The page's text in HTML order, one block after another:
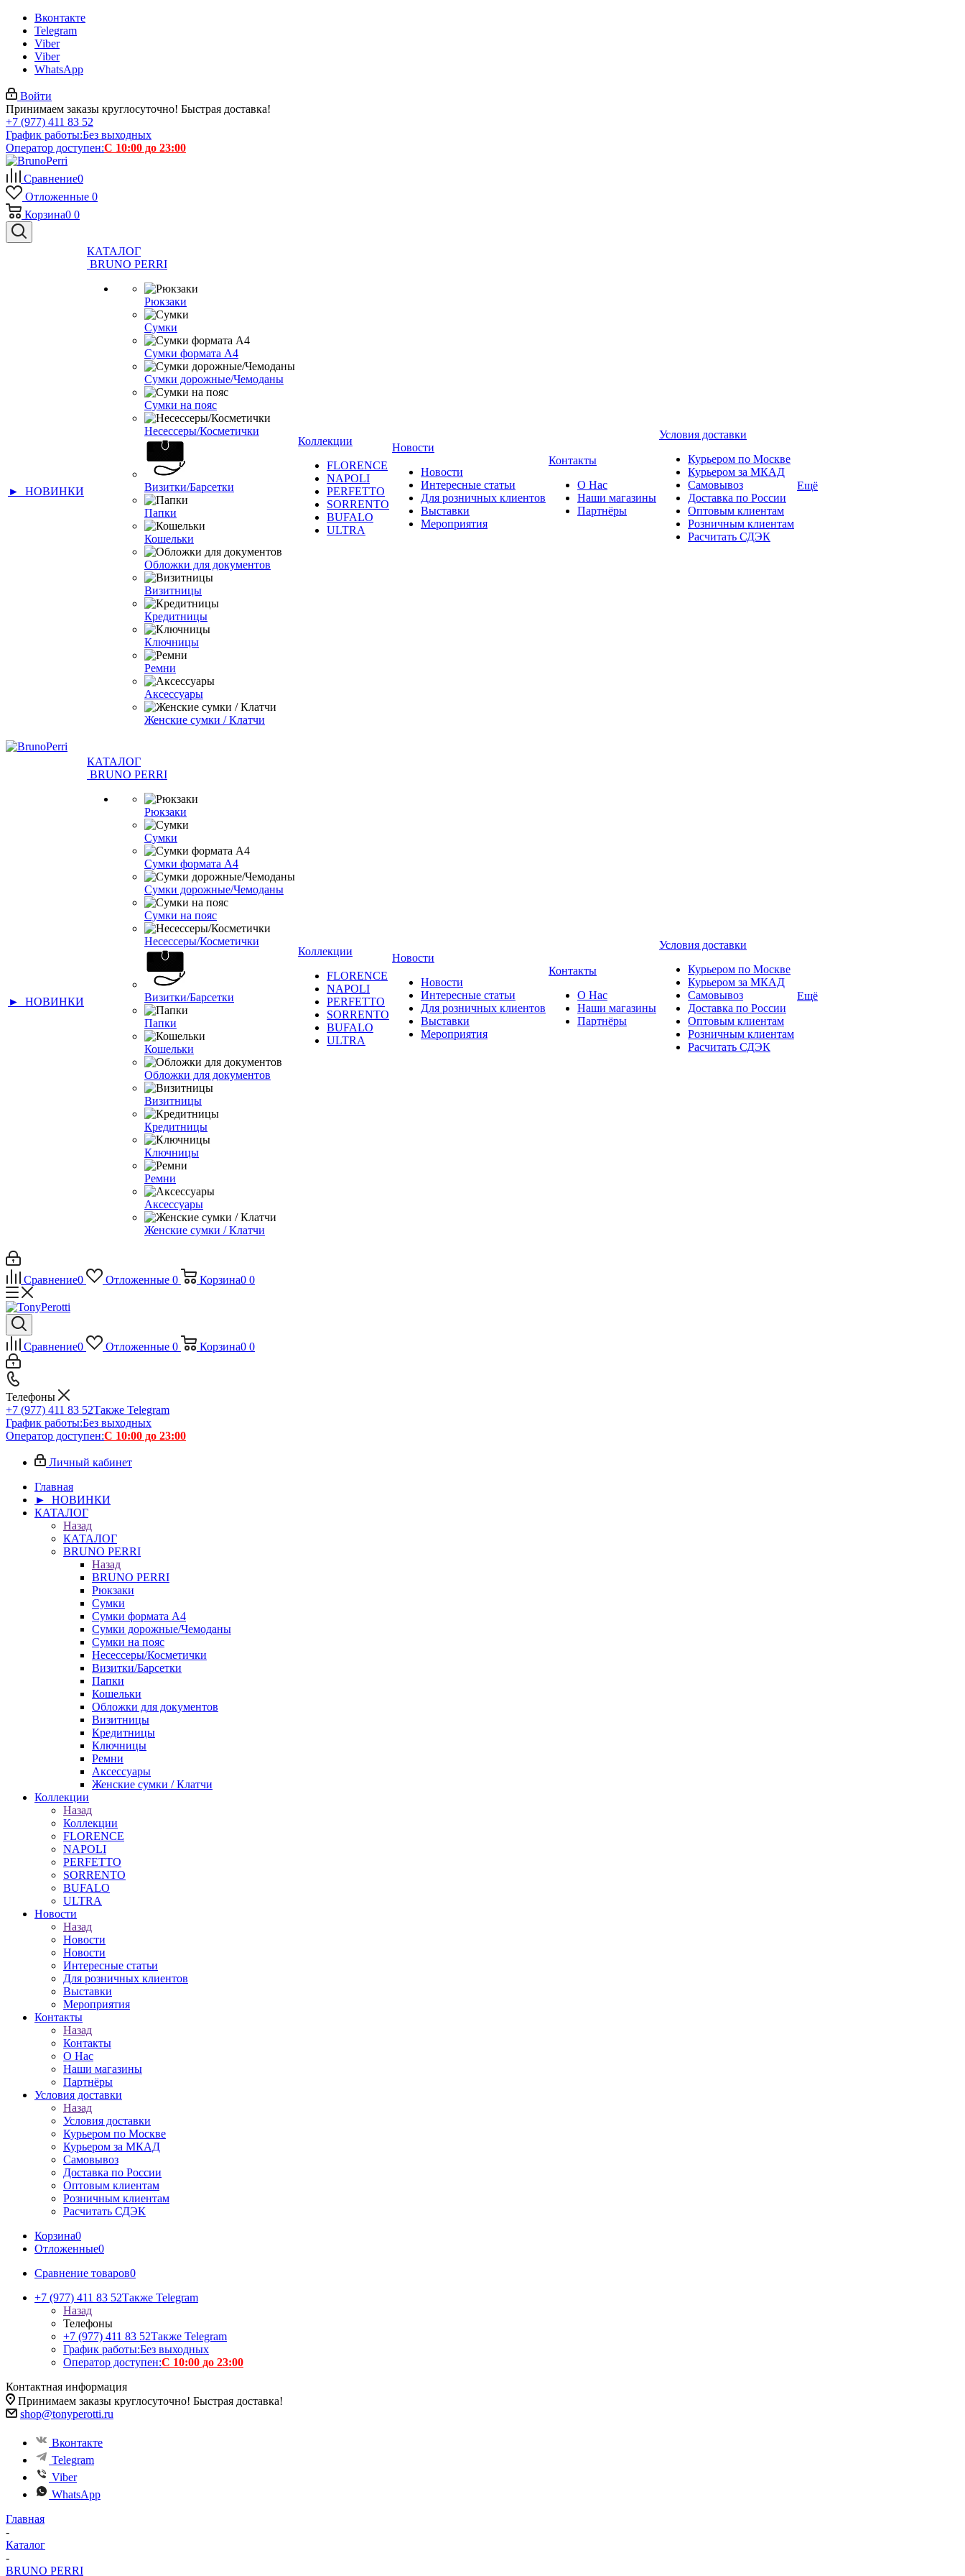
Вконтакте
Telegram
Viber
Viber
WhatsApp
Войти
Принимаем заказы круглосуточно! Быстрая доставка!
+7 (977) 411 83 52
График работы:Без выходных
Оператор доступен:С 10:00 до 23:00
Сравнение0
Отложенные 0
Корзина0 0
► НОВИНКИ
КАТАЛОГ
BRUNO PERRI
Рюкзаки
Сумки
Сумки формата А4
Сумки дорожные/Чемоданы
Сумки на пояс
Несессеры/Косметички
Визитки/Барсетки
Папки
Кошельки
Обложки для документов
Визитницы
Кредитницы
Ключницы
Ремни
Аксессуары
Женские сумки / Клатчи
Коллекции
FLORENCE
NAPOLI
PERFETTO
SORRENTO
BUFALO
ULTRA
Новости
Новости
Интересные статьи
Для розничных клиентов
Выставки
Мероприятия
Контакты
О Нас
Наши магазины
Партнёры
Условия доставки
Курьером по Москве
Курьером за МКАД
Самовывоз
Доставка по России
Оптовым клиентам
Розничным клиентам
Расчитать СДЭК
Ещё
► НОВИНКИ
КАТАЛОГ
BRUNO PERRI
Рюкзаки
Сумки
Сумки формата А4
Сумки дорожные/Чемоданы
Сумки на пояс
Несессеры/Косметички
Визитки/Барсетки
Папки
Кошельки
Обложки для документов
Визитницы
Кредитницы
Ключницы
Ремни
Аксессуары
Женские сумки / Клатчи
Коллекции
FLORENCE
NAPOLI
PERFETTO
SORRENTO
BUFALO
ULTRA
Новости
Новости
Интересные статьи
Для розничных клиентов
Выставки
Мероприятия
Контакты
О Нас
Наши магазины
Партнёры
Условия доставки
Курьером по Москве
Курьером за МКАД
Самовывоз
Доставка по России
Оптовым клиентам
Розничным клиентам
Расчитать СДЭК
Ещё
Сравнение0 Отложенные 0 Корзина0 0
Сравнение0 Отложенные 0 Корзина0 0
Телефоны
+7 (977) 411 83 52Также Telegram
График работы:Без выходных
Оператор доступен:С 10:00 до 23:00
Личный кабинет
Главная
► НОВИНКИ
КАТАЛОГ
Назад
КАТАЛОГ
BRUNO PERRI
Назад
BRUNO PERRI
Рюкзаки
Сумки
Сумки формата А4
Сумки дорожные/Чемоданы
Сумки на пояс
Несессеры/Косметички
Визитки/Барсетки
Папки
Кошельки
Обложки для документов
Визитницы
Кредитницы
Ключницы
Ремни
Аксессуары
Женские сумки / Клатчи
Коллекции
Назад
Коллекции
FLORENCE
NAPOLI
PERFETTO
SORRENTO
BUFALO
ULTRA
Новости
Назад
Новости
Новости
Интересные статьи
Для розничных клиентов
Выставки
Мероприятия
Контакты
Назад
Контакты
О Нас
Наши магазины
Партнёры
Условия доставки
Назад
Условия доставки
Курьером по Москве
Курьером за МКАД
Самовывоз
Доставка по России
Оптовым клиентам
Розничным клиентам
Расчитать СДЭК
Корзина0
Отложенные0
Сравнение товаров0
+7 (977) 411 83 52Также Telegram
Назад
Телефоны
+7 (977) 411 83 52Также Telegram
График работы:Без выходных
Оператор доступен:С 10:00 до 23:00
Контактная информация
Принимаем заказы круглосуточно! Быстрая доставка!
shop@tonyperotti.ru
Вконтакте
Telegram
Viber
WhatsApp
Главная
-
Каталог
-
BRUNO PERRI